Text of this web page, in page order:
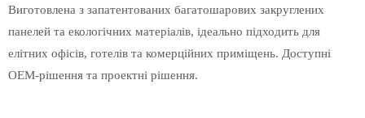
Виготовлена ​​з запатентованих багатошарових закруглених
панелей та екологічних матеріалів, ідеально підходить для
елітних офісів, готелів та комерційних приміщень. Доступні
OEM-рішення та проектні рішення.